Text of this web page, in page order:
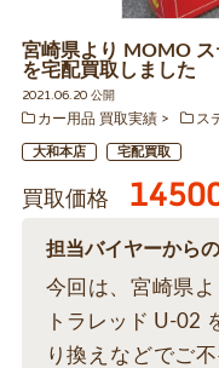
宮崎県より MOMO
を宅配買取しました
2021.06.20 公開
カー用品 買取実績
ス
大和本店 宅配買取
買取価格
担当バイヤーから
今回は、宮崎県
トラレッド U-02
り換えなどでご